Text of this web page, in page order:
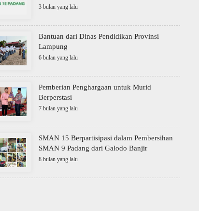
3 bulan yang lalu
Bantuan dari Dinas Pendidikan Provinsi
Lampung
6 bulan yang lalu
Pemberian Penghargaan untuk Murid
Berperstasi
7 bulan yang lalu
SMAN 15 Berpartisipasi dalam Pembersihan
SMAN 9 Padang dari Galodo Banjir
8 bulan yang lalu